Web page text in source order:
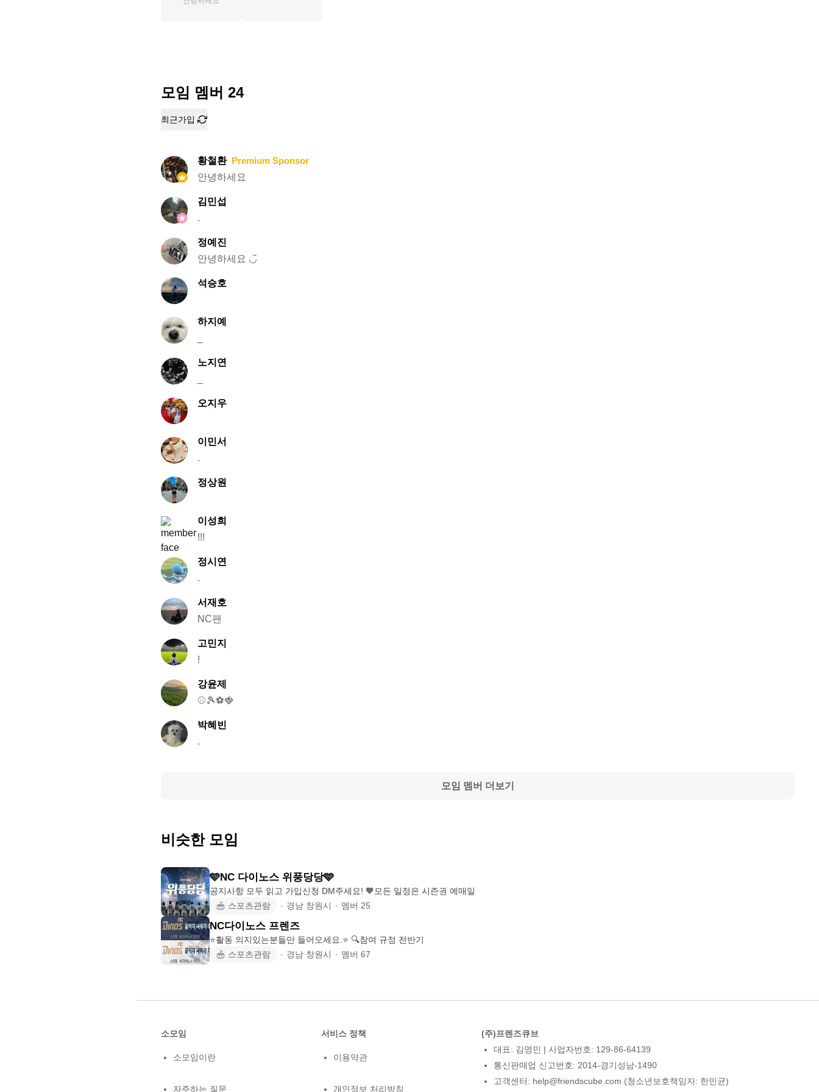
모임 멤버 24
최근가입
황철환 Premium Sponsor
안녕하세요
김민섭
.
정예진
안녕하세요 ◡̈
석승호
하지예
노지연
오지우
이민서
.
정상원
이성희
!!!
정시연
.
서재호
NC팬
고민지
!
강윤제
⚾️🎾⚽️🍓
박혜빈
.
모임 멤버 더보기
비슷한 모임
🩵NC 다이노스 위풍당당🩵
공지사항 모두 읽고 가입신청 DM주세요! 🧡모든 일정은 시즌권 예매일
스포츠관람
∙ 경남 창원시 ∙ 멤버 25
NC다이노스 프렌즈
⭐️활동 의지있는분들만 들어오세요.⭐️ 🔍참여 규정 전반기
스포츠관람
∙ 경남 창원시 ∙ 멤버 67
소모임
소모임이란
자주하는 질문
서비스 정책
이용약관
개인정보 처리방침
(주)프렌즈큐브
대표: 김영민 | 사업자번호: 129-86-64139
통신판매업 신고번호: 2014-경기성남-1490
고객센터: help@friendscube.com (청소년보호책임자: 한민균)